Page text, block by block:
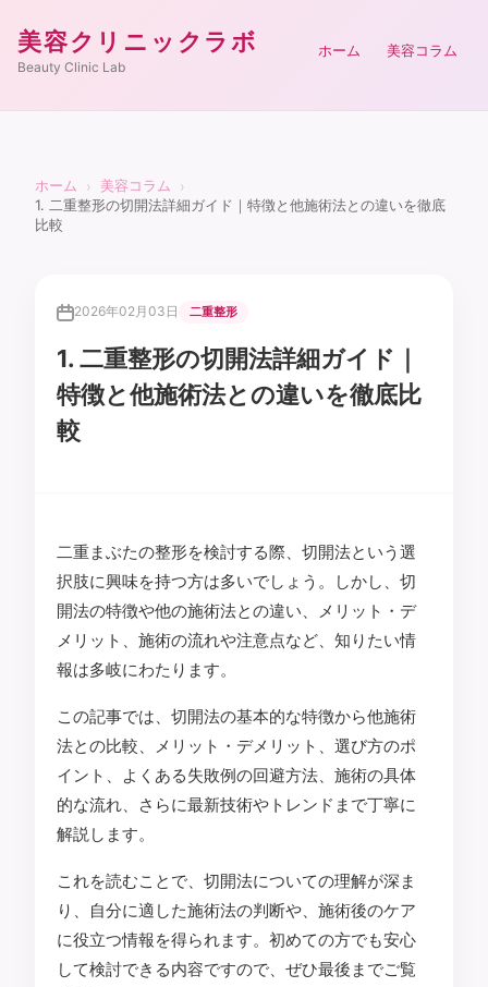
美容クリニックラボ
Beauty Clinic Lab
ホーム 美容コラム
ホーム › 美容コラム
›
1. 二重整形の切開法詳細ガイド｜特徴と他施術法との違いを徹底
比較
2026年02月03日 二重整形
1. 二重整形の切開法詳細ガイド｜
特徴と他施術法との違いを徹底比
較
二重まぶたの整形を検討する際、切開法という選
択肢に興味を持つ方は多いでしょう。しかし、切
開法の特徴や他の施術法との違い、メリット・デ
メリット、施術の流れや注意点など、知りたい情
報は多岐にわたります。
この記事では、切開法の基本的な特徴から他施術
法との比較、メリット・デメリット、選び方のポ
イント、よくある失敗例の回避方法、施術の具体
的な流れ、さらに最新技術やトレンドまで丁寧に
解説します。
これを読むことで、切開法についての理解が深ま
り、自分に適した施術法の判断や、施術後のケア
に役立つ情報を得られます。初めての方でも安心
して検討できる内容ですので、ぜひ最後までご覧